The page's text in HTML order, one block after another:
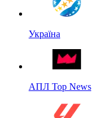
Україна
АПЛ Top News